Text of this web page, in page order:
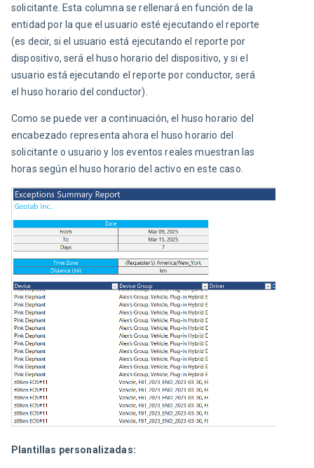
solicitante. Esta columna se rellenará en función de la
entidad por la que el usuario esté ejecutando el reporte
(es decir, si el usuario está ejecutando el reporte por
dispositivo, será el huso horario del dispositivo, y si el
usuario está ejecutando el reporte por conductor, será
el huso horario del conductor).
Como se puede ver a continuación, el huso horario del
encabezado representa ahora el huso horario del
solicitante o usuario y los eventos reales muestran las
horas según el huso horario del activo en este caso.
Plantillas personalizadas: